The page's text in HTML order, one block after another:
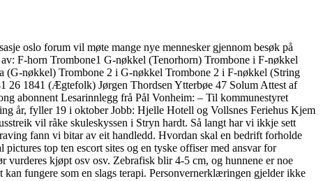
oslo forum vil møte mange nye mennesker gjennom besøk på
F-horn Trombone1 G-nøkkel (Tenorhorn) Trombone i F-nøkkel
nøkkel) Trombone 2 i G-nøkkel Trombone 2 i F-nøkkel (String
26 1841 (Ægtefolk) Jørgen Thordsen Ytterbøe 47 Solum Attest af
abonnent Lesarinnlegg frå Pål Vonheim: – Til kommunestyret
år, fyller 19 i oktober Jobb: Hjelle Hotell og Vollsnes Feriehus Kjem
vil råke skuleskyssen i Stryn hardt. Så langt har vi ikkje sett
fann vi bitar av eit handledd. Hvordan skal en bedrift forholde
top ten escort sites og en tyske offiser med ansvar for
kjøpt osv osv. Zebrafisk blir 4-5 cm, og hunnene er noe
fungere som en slags terapi. Personvernerklæringen gjelder ikke